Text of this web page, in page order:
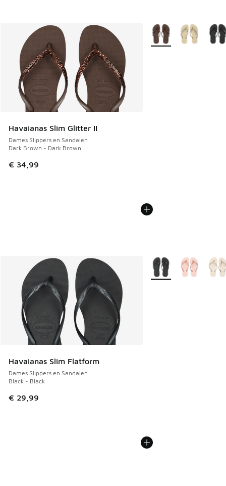
Havaianas Slim Glitter II
Dames Slippers en Sandalen
Dark Brown - Dark Brown
€ 34,99
Meer kleuren
Havaianas Slim Flatform
Dames Slippers en Sandalen
Black - Black
€ 29,99
Meer kleuren